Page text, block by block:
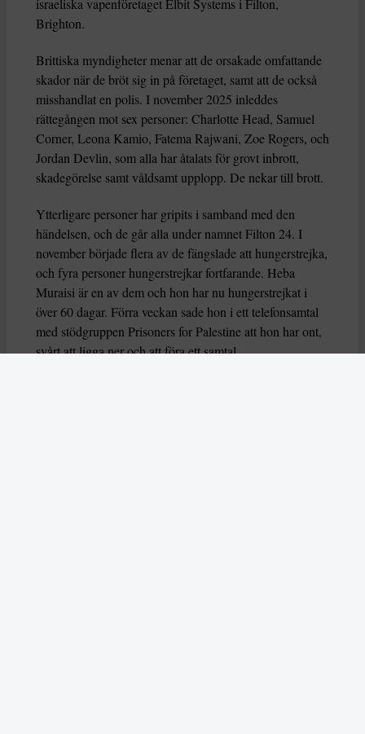
israeliska vapenföretaget Elbit Systems i Filton,
Brighton.
Brittiska myndigheter menar att de orsakade omfattande
skador när de bröt sig in på företaget, samt att de också
misshandlat en polis. I november 2025 inleddes
rättegången mot sex personer: Charlotte Head, Samuel
Corner, Leona Kamio, Fatema Rajwani, Zoe Rogers, och
Jordan Devlin, som alla har åtalats för grovt inbrott,
skadegörelse samt våldsamt upplopp. De nekar till brott.
Ytterligare personer har gripits i samband med den
händelsen, och de går alla under namnet Filton 24. I
november började flera av de fängslade att hungerstrejka,
och fyra personer hungerstrejkar fortfarande. Heba
Muraisi är en av dem och hon har nu hungerstrejkat i
över 60 dagar. Förra veckan sade hon i ett telefonsamtal
med stödgruppen Prisoners for Palestine att hon har ont,
svårt att ligga ner och att föra ett samtal.